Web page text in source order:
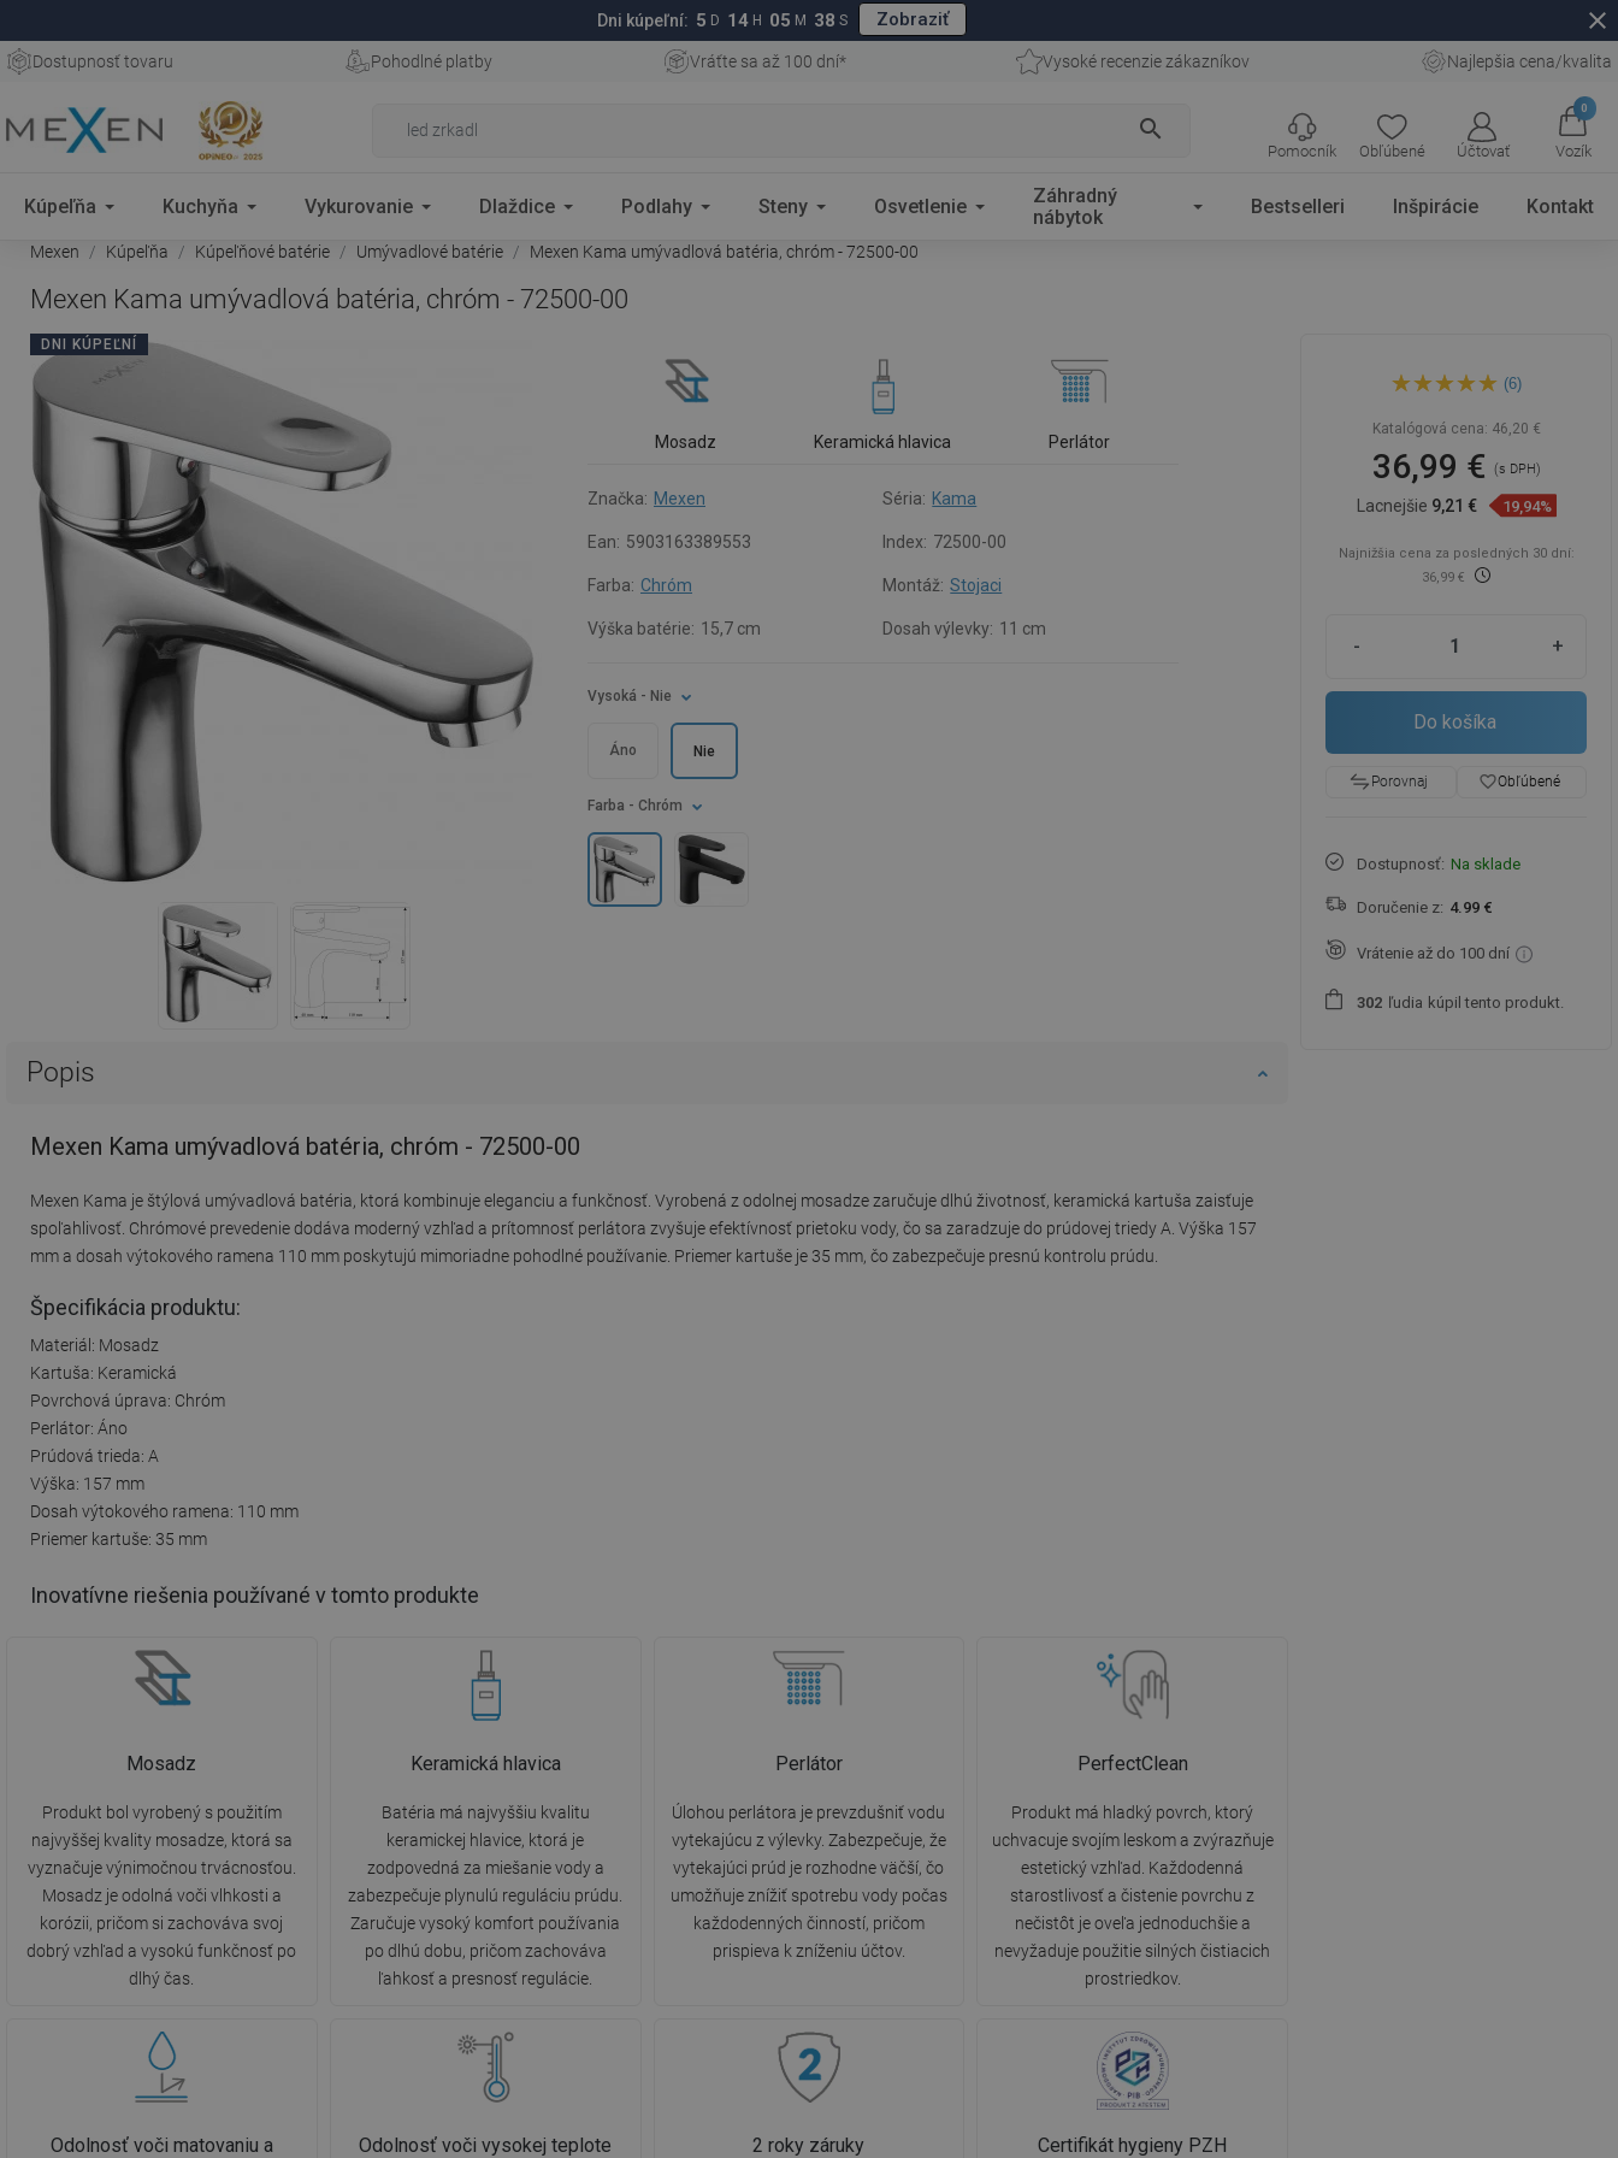
Dni kúpeľní: 5 D 14 H 05 M 37 S Zobraziť close
Dostupnosť tovaru Pohodlné platby Vráťte sa až 100 dní* Vysoké recenzie zákazníkov Najlepšia cena/kvalita
search
Obľúbené Účtovať
0
Vozík
Pomocník
Kúpeľňa Kuchyňa Vykurovanie Dlaždice Podlahy Steny Osvetlenie
Záhradný
nábytok
Bestselleri Inšpirácie Kontakt
Mexen Kúpeľňa Kúpeľňové batérie Umývadlové batérie Mexen Kama umývadlová batéria, chróm - 72500-00
Mexen Kama umývadlová batéria, chróm - 72500-00
DNI KÚPEĽNÍ
Mosadz Keramická hlavica Perlátor
Značka: Mexen Séria: Kama
Ean: 5903163389553 Index: 72500-00
Farba: Chróm Montáž: Stojaci
Výška batérie: 15,7 cm Dosah výlevky: 11 cm
Farba - Chróm
Vysoká - Nie
Nie
Áno
Popis
Mexen Kama umývadlová batéria, chróm - 72500-00
Mexen Kama je štýlová umývadlová batéria, ktorá kombinuje eleganciu a funkčnosť. Vyrobená z odolnej mosadze zaručuje dlhú životnosť, keramická kartuša zaisťuje
spoľahlivosť. Chrómové prevedenie dodáva moderný vzhľad a prítomnosť perlátora zvyšuje efektívnosť prietoku vody, čo sa zaradzuje do prúdovej triedy A. Výška 157
mm a dosah výtokového ramena 110 mm poskytujú mimoriadne pohodlné používanie. Priemer kartuše je 35 mm, čo zabezpečuje presnú kontrolu prúdu.
Špecifikácia produktu:
Materiál: Mosadz
Kartuša: Keramická
Povrchová úprava: Chróm
Perlátor: Áno
Prúdová trieda: A
Výška: 157 mm
Dosah výtokového ramena: 110 mm
Priemer kartuše: 35 mm
Inovatívne riešenia používané v tomto produkte
Mosadz
Produkt bol vyrobený s použitím
najvyššej kvality mosadze, ktorá sa
vyznačuje výnimočnou trvácnosťou.
Mosadz je odolná voči vlhkosti a
korózii, pričom si zachováva svoj
dobrý vzhľad a vysokú funkčnosť po
dlhý čas.
Keramická hlavica
Batéria má najvyššiu kvalitu
keramickej hlavice, ktorá je
zodpovedná za miešanie vody a
zabezpečuje plynulú reguláciu prúdu.
Zaručuje vysoký komfort používania
po dlhú dobu, pričom zachováva
ľahkosť a presnosť regulácie.
Perlátor
Úlohou perlátora je prevzdušniť vodu
vytekajúcu z výlevky. Zabezpečuje, že
vytekajúci prúd je rozhodne väčší, čo
umožňuje znížiť spotrebu vody počas
každodenných činností, pričom
prispieva k zníženiu účtov.
PerfectClean
Produkt má hladký povrch, ktorý
uchvacuje svojím leskom a zvýrazňuje
estetický vzhľad. Každodenná
starostlivosť a čistenie povrchu z
nečistôt je oveľa jednoduchšie a
nevyžaduje použitie silných čistiacich
prostriedkov.
Odolnosť voči matovaniu a
Odolnosť voči vysokej teplote 2 roky záruky Certifikát hygieny PZH
Mexen Kama umývadlová
batéria, chróm - 72500-00
(6)
Katalógová cena: 46,20 €
36,99 € (s DPH)
Lacnejšie 9,21 € 19,94%
Najnižšia cena za posledných 30 dní:
36,99 €
- +
Do košíka
Porovnaj favorite_borderObľúbené
Dostupnosť: Na sklade
Doručenie z: 4.99 €
Vrátenie až do 100 dní
302 ľudia kúpil tento produkt.